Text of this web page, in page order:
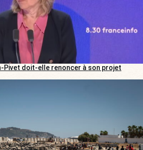
Pivet doit-elle renoncer à son projet